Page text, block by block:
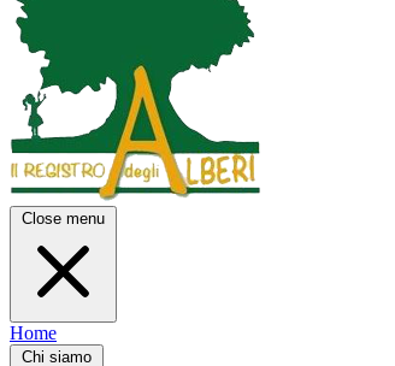
Close menu
Home
Chi siamo